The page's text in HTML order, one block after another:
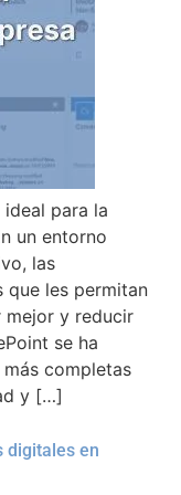
para la
un entorno
las
que les permitan
mejor y reducir
se ha
completas
y […]
digitales en